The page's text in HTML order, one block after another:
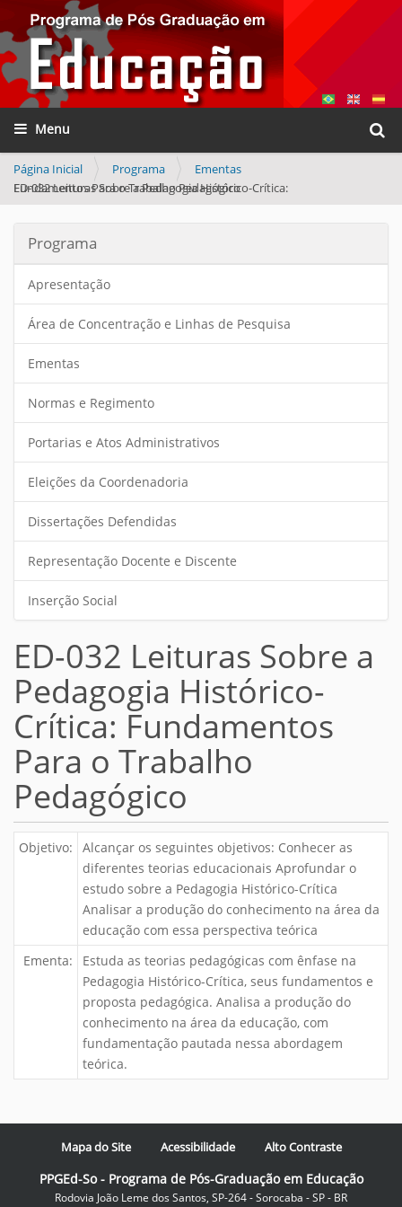
Busca
Toggle navigation
Página Inicial Programa
Ementas
ED-032 Leituras Sobre a Pedagogia Histórico-Crítica: Fundamentos Para o Trabalho Pedagógico
Programa
Apresentação
Área de Concentração e Linhas de Pesquisa
Ementas
Normas e Regimento
Portarias e Atos Administrativos
Eleições da Coordenadoria
Dissertações Defendidas
Representação Docente e Discente
Inserção Social
ED-032 Leituras Sobre a
Pedagogia Histórico-
Crítica: Fundamentos
Para o Trabalho
Pedagógico
Objetivo:
Alcançar os seguintes objetivos: Conhecer as
diferentes teorias educacionais Aprofundar o
estudo sobre a Pedagogia Histórico-Crítica
Analisar a produção do conhecimento na área da
educação com essa perspectiva teórica
Ementa:
Estuda as teorias pedagógicas com ênfase na
Pedagogia Histórico-Crítica, seus fundamentos e
proposta pedagógica. Analisa a produção do
conhecimento na área da educação, com
fundamentação pautada nessa abordagem
teórica.
Mapa do Site Acessibilidade Alto Contraste
PPGEd-So - Programa de Pós-Graduação em Educação
Rodovia João Leme dos Santos, SP-264 - Sorocaba - SP - BR